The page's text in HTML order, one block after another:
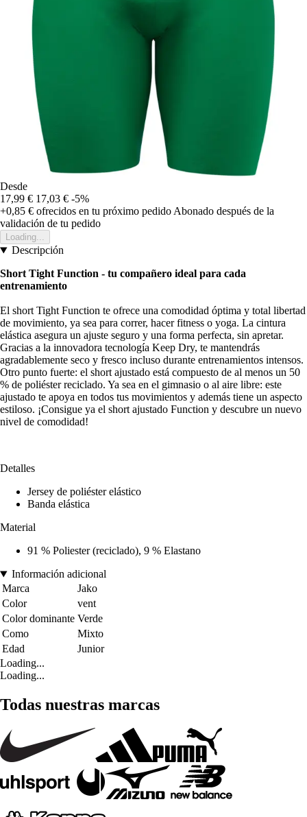
Desde
17,99 € 17,03 € -5%
+0,85 € ofrecidos en tu próximo pedido Abonado después de la
validación de tu pedido
Loading...
Descripción
Short Tight Function - tu compañero ideal para cada
entrenamiento
El short Tight Function te ofrece una comodidad óptima y total libertad
de movimiento, ya sea para correr, hacer fitness o yoga. La cintura
elástica asegura un ajuste seguro y una forma perfecta, sin apretar.
Gracias a la innovadora tecnología Keep Dry, te mantendrás
agradablemente seco y fresco incluso durante entrenamientos intensos.
Otro punto fuerte: el short ajustado está compuesto de al menos un 50
% de poliéster reciclado. Ya sea en el gimnasio o al aire libre: este
ajustado te apoya en todos tus movimientos y además tiene un aspecto
estiloso. ¡Consigue ya el short ajustado Function y descubre un nuevo
nivel de comodidad!
Detalles
Jersey de poliéster elástico
Banda elástica
Material
91 % Poliester (reciclado), 9 % Elastano
Información adicional
Marca
Jako
Color
vent
Color dominante Verde
Como
Mixto
Edad
Junior
Loading...
Loading...
Todas nuestras marcas